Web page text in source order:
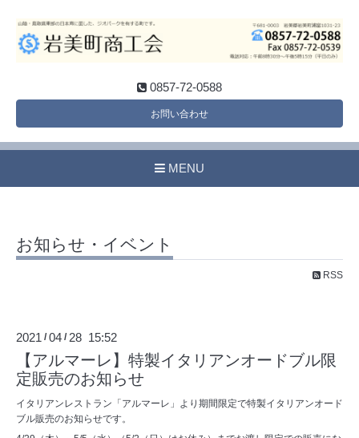
0857-72-0588
お問い合わせ
MENU
お知らせ・イベント
RSS
2021 /04 / 28 15:52
【アルマーレ】特製イタリアンオードブル限
定販売のお知らせ
イタリアンレストラン「アルマーレ」より期間限定で特製イタリアンオード
ブル販売のお知らせです。